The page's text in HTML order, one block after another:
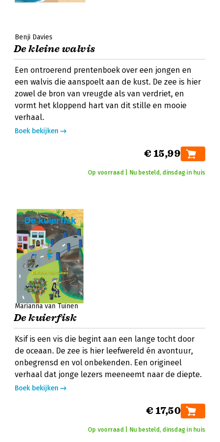
Benji Davies
De kleine walvis
Een ontroerend prentenboek over een jongen en
een walvis die aanspoelt aan de kust. De zee is hier
zowel de bron van vreugde als van verdriet, en
vormt het kloppend hart van dit stille en mooie
verhaal.
Boek bekijken
€ 15,99
Op voorraad | Nu besteld, dinsdag in huis
Marianna van Tuinen
De kuierfisk
Ksif is een vis die begint aan een lange tocht door
de oceaan. De zee is hier leefwereld én avontuur,
onbegrensd en vol onbekenden. Een origineel
verhaal dat jonge lezers meeneemt naar de diepte.
Boek bekijken
€ 17,50
Op voorraad | Nu besteld, dinsdag in huis